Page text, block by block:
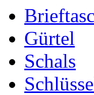
Gürtel
Schals